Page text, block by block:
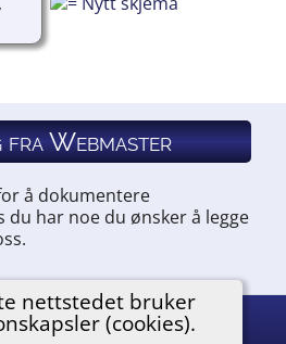
nettstedet bruker
(cookies).
fra Webmaster
å dokumentere
du har noe du ønsker å legge